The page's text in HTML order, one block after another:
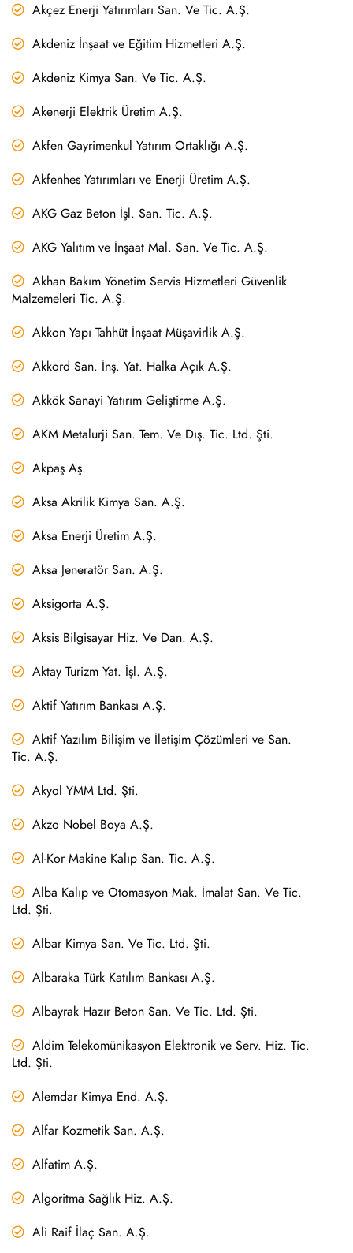
Akçez Enerji Yatırımları San. Ve Tic. A.Ş.
Akdeniz İnşaat ve Eğitim Hizmetleri A.Ş.
Akdeniz Kimya San. Ve Tic. A.Ş.
Akenerji Elektrik Üretim A.Ş.
Akfen Gayrimenkul Yatırım Ortaklığı A.Ş.
Akfenhes Yatırımları ve Enerji Üretim A.Ş.
AKG Gaz Beton İşl. San. Tic. A.Ş.
AKG Yalıtım ve İnşaat Mal. San. Ve Tic. A.Ş.
Akhan Bakım Yönetim Servis Hizmetleri Güvenlik
Malzemeleri Tic. A.Ş.
Akkon Yapı Tahhüt İnşaat Müşavirlik A.Ş.
Akkord San. İnş. Yat. Halka Açık A.Ş.
Akkök Sanayi Yatırım Geliştirme A.Ş.
AKM Metalurji San. Tem. Ve Dış. Tic. Ltd. Şti.
Akpaş Aş.
Aksa Akrilik Kimya San. A.Ş.
Aksa Enerji Üretim A.Ş.
Aksa Jeneratör San. A.Ş.
Aksigorta A.Ş.
Aksis Bilgisayar Hiz. Ve Dan. A.Ş.
Aktay Turizm Yat. İşl. A.Ş.
Aktif Yatırım Bankası A.Ş.
Aktif Yazılım Bilişim ve İletişim Çözümleri ve San.
Tic. A.Ş.
Akyol YMM Ltd. Şti.
Akzo Nobel Boya A.Ş.
Al-Kor Makine Kalıp San. Tic. A.Ş.
Alba Kalıp ve Otomasyon Mak. İmalat San. Ve Tic.
Ltd. Şti.
Albar Kimya San. Ve Tic. Ltd. Şti.
Albaraka Türk Katılım Bankası A.Ş.
Albayrak Hazır Beton San. Ve Tic. Ltd. Şti.
Aldim Telekomünikasyon Elektronik ve Serv. Hiz. Tic.
Ltd. Şti.
Alemdar Kimya End. A.Ş.
Alfar Kozmetik San. A.Ş.
Alfatim A.Ş.
Algoritma Sağlık Hiz. A.Ş.
Ali Raif İlaç San. A.Ş.